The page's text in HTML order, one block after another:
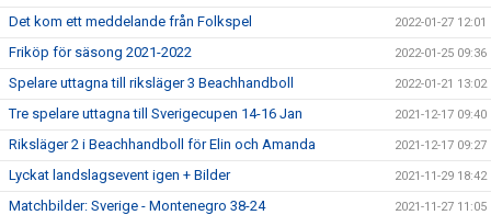
Det kom ett meddelande från Folkspel 2022-01-27 12:01
Friköp för säsong 2021-2022 2022-01-25 09:36
Spelare uttagna till riksläger 3 Beachhandboll 2022-01-21 13:02
Tre spelare uttagna till Sverigecupen 14-16 Jan 2021-12-17 09:40
Riksläger 2 i Beachhandboll för Elin och Amanda 2021-12-17 09:27
Lyckat landslagsevent igen + Bilder 2021-11-29 18:42
Matchbilder: Sverige - Montenegro 38-24 2021-11-27 11:05